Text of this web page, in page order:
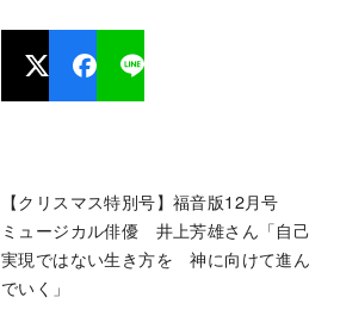
【クリスマス特別号】福音版12月号
ミュージカル俳優 井上芳雄さん「自己
実現ではない生き方を 神に向けて進ん
でいく」